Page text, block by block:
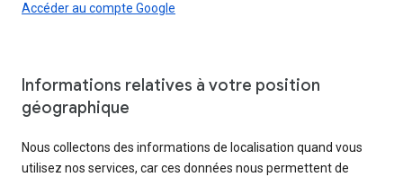
Accéder au compte Google
Informations relatives à votre position
géographique
Nous collectons des informations de localisation quand vous
utilisez nos services, car ces données nous permettent de